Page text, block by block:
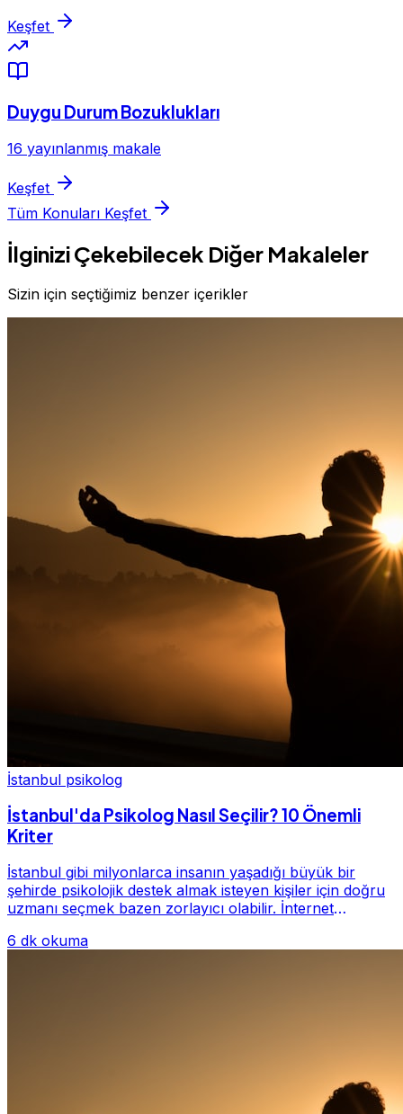
Keşfet
Duygu Durum Bozuklukları
16 yayınlanmış makale
Keşfet
Tüm Konuları Keşfet
İlginizi Çekebilecek Diğer Makaleler
Sizin için seçtiğimiz benzer içerikler
İstanbul psikolog
İstanbul'da Psikolog Nasıl Seçilir? 10 Önemli
Kriter
İstanbul gibi milyonlarca insanın yaşadığı büyük bir
şehirde psikolojik destek almak isteyen kişiler için doğru
uzmanı seçmek bazen zorlayıcı olabilir. İnternet
6 dk okuma